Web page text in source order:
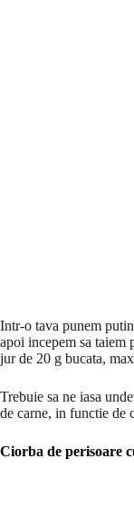
Intr-o tava punem
apoi incepem sa taiem
jur de 20 g bucata,
Trebuie sa ne iasa
de carne, in functie de
Ciorba de perisoare